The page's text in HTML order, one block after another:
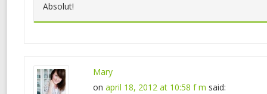
Absolut!
Mary
on april 18, 2012 at 10:58 f m said: